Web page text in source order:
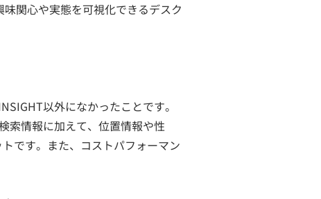
関心や実態を可視化できるデスク
以外になかったことです。
索情報に加えて、位置情報や性
です。また、コストパフォーマン